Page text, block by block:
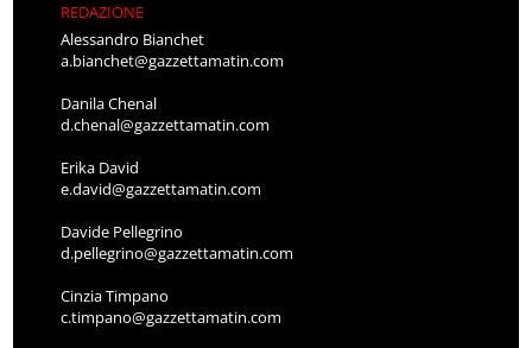
REDAZIONE
Alessandro Bianchet
a.bianchet@gazzettamatin.com
Danila Chenal
d.chenal@gazzettamatin.com
Erika David
e.david@gazzettamatin.com
Davide Pellegrino
d.pellegrino@gazzettamatin.com
Cinzia Timpano
c.timpano@gazzettamatin.com